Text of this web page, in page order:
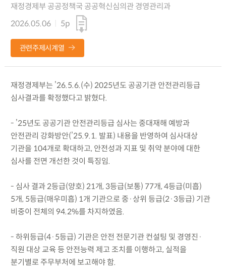
재정경제부 공공정책국 공공혁신심의관 경영관리과
2026.05.06
5p
관련주제시계열
재정경제부는 ’26.5.6.(수) 2025년도 공공기관 안전관리등급
심사결과를 확정했다고 밝혔다.
- ’25년도 공공기관 안전관리등급 심사는 중대재해 예방과
안전관리 강화방안(’25.9.1. 발표) 내용을 반영하여 심사대상
기관을 104개로 확대하고, 안전성과 지표 및 취약 분야에 대한
심사를 전면 개선한 것이 특징임.
- 심사 결과 2등급(양호) 21개, 3등급(보통) 77개, 4등급(미흡)
5개, 5등급(매우미흡) 1개 기관으로 중·상위 등급(2·3등급) 기관
비중이 전체의 94.2%를 차지하였음.
- 하위등급(4·5등급) 기관은 안전 전문기관 컨설팅 및 경영진·
직원 대상 교육 등 안전능력 제고 조치를 이행하고, 실적을
분기별로 주무부처에 보고해야 함.